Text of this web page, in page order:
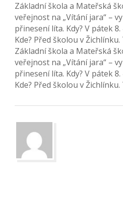
Základní škola a Mateřská
veřejnost na „Vítání jara“ –
přinesení líta. Kdy? V pátek 8.
Kde? Před školou v Žichlínku.
Základní škola a Mateřská
veřejnost na „Vítání jara“ –
přinesení líta. Kdy? V pátek 8.
Kde? Před školou v Žichlínku.